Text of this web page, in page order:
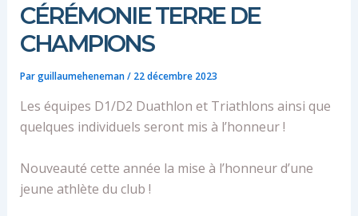
CÉRÉMONIE TERRE DE
CHAMPIONS
Parguillaumeheneman/ 22 décembre 2023
Les équipes D1/D2 Duathlon et Triathlons ainsi que
quelques individuels seront mis à l’honneur !
Nouveauté cette année la mise à l’honneur d’une
jeune athlète du club !